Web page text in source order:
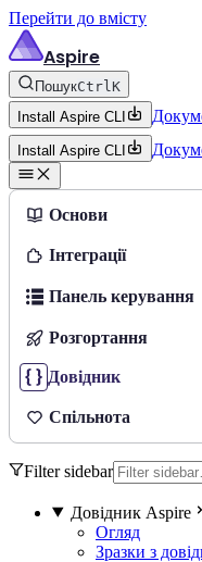
Перейти до вмісту
Aspire
ПошукCtrlK
Install Aspire CLI
Install Aspire CLI
Основи
Інтеграції
Панель керування
Розгортання
Довідник
Спільнота
Filter sidebar
Довідник Aspire
Огляд
Зразки з